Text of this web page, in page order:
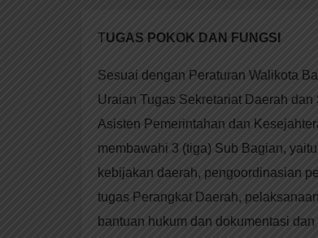
TUGAS POKOK DAN FUNGSI
Sesuai dengan Peraturan Walikota
Uraian Tugas Sekretariat Daerah
Asisten Pemerintahan dan
membawahi 3 (tiga) Sub Bagian,
kebijakan daerah, pengoordinasian
tugas Perangkat Daerah,
bantuan hukum dan dokumentasi